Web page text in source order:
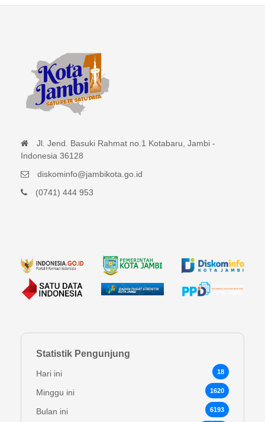
Jl. Jend. Basuki Rahmat no.1 Kotabaru, Jambi -
Indonesia 36128
diskominfo@jambikota.go.id
(0741) 444 953
Statistik Pengunjung
Hari ini 18
Minggu ini 1620
Bulan ini 6193